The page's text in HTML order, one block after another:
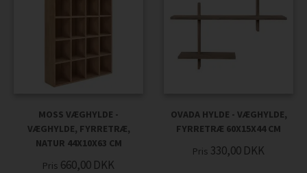
MOSS VÆGHYLDE -
VÆGHYLDE, FYRRETRÆ,
NATUR 44X10X63 CM
Pris 660,00 DKK
OVADA HYLDE - VÆGHYLDE,
FYRRETRÆ 60X15X44 CM
Pris 330,00 DKK